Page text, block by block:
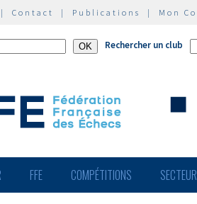
Contact | Publications | Mon
Rechercher un club
FFE COMPÉTITIONS